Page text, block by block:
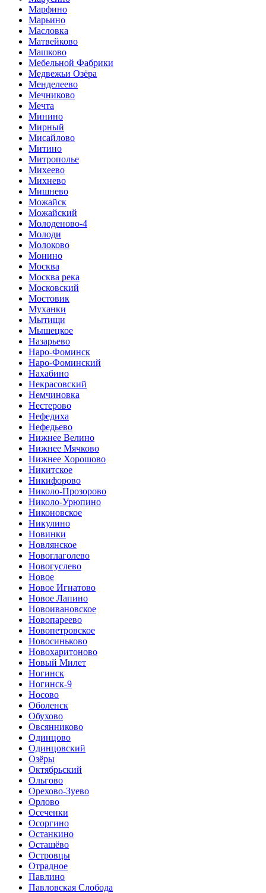
Марфино
Марьино
Масловка
Матвейково
Машково
Мебельной Фабрики
Медвежьи Озёра
Менделеево
Мечниково
Мечта
Минино
Мирный
Мисайлово
Митино
Митрополье
Михеево
Михнево
Мишнево
Можайск
Можайский
Молоденово-4
Молоди
Молоково
Монино
Москва
Москва река
Московский
Мостовик
Муханки
Мытищи
Мышецкое
Назарьево
Наро-Фоминск
Наро-Фоминский
Нахабино
Некрасовский
Немчиновка
Нестерово
Нефедиха
Нефедьево
Нижнее Велино
Нижнее Мячково
Нижнее Хорошово
Никитское
Никифорово
Николо-Прозорово
Николо-Урюпино
Никоновское
Никулино
Новинки
Новлянское
Новоглаголево
Новогуслево
Новое
Новое Игнатово
Новое Лапино
Новоивановское
Новопареево
Новопетровское
Новосиньково
Новохаритоново
Новый Милет
Ногинск
Ногинск-9
Носово
Оболенск
Обухово
Овсянниково
Одинцово
Одинцовский
Озёры
Октябрьский
Ольгово
Орехово-Зуево
Орлово
Осеченки
Осоргино
Останкино
Осташёво
Островцы
Отрадное
Павлино
Павловская Слобода